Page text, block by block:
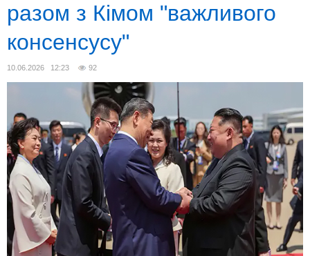
разом з Кімом "важливого
консенсусу"
10.06.2026 12:23 92